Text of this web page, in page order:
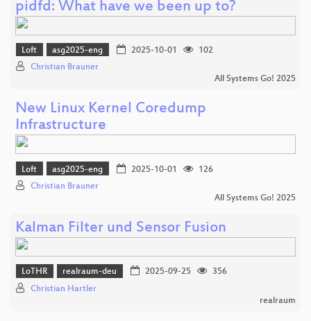
pidfd: What have we been up to?
Loft asg2025-eng 2025-10-01
102
Christian Brauner
All Systems Go! 2025
New Linux Kernel Coredump
Infrastructure
Loft asg2025-eng 2025-10-01
126
Christian Brauner
All Systems Go! 2025
Kalman Filter und Sensor Fusion
LoTHR realraum-deu 2025-09-25
356
Christian Hartler
realraum